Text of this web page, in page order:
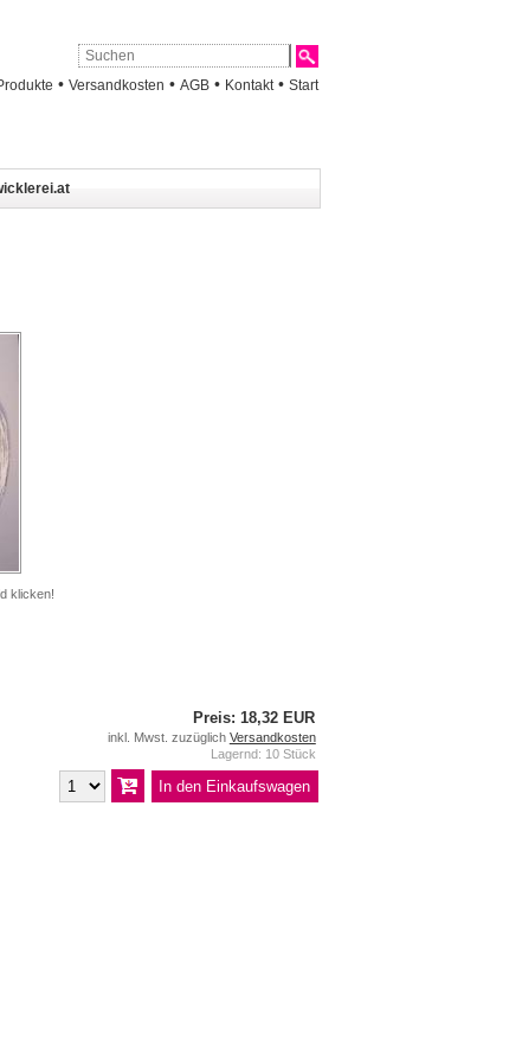
• Versandkosten • AGB • Kontakt • Start
klicken!
Preis: 18,32 EUR
inkl. Mwst. zuzüglich Versandkosten
Lagernd: 10 Stück